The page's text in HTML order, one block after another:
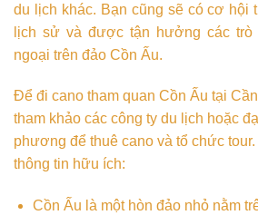
du lịch khác. Bạn cũng sẽ có cơ hội
lịch sử và được tận hưởng các
ngoại trên đảo Cồn Ấu.
Để đi cano tham quan Cồn Ấu tại
tham khảo các công ty du lịch hoặc
phương để thuê cano và tổ chức
thông tin hữu ích:
Cồn Ấu là một hòn đảo nhỏ nằm